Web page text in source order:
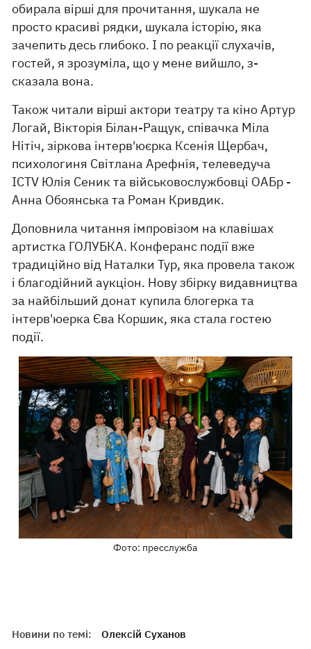
обирала вірші для прочитання, шукала не
просто красиві рядки, шукала історію, яка
зачепить десь глибоко. І по реакції слухачів,
гостей, я зрозуміла, що у мене вийшло, з-
сказала вона.
Також читали вірші актори театру та кіно Артур
Логай, Вікторія Білан-Ращук, співачка Міла
Нітіч, зіркова інтерв'юєрка Ксенія Щербач,
психологиня Світлана Арефнія, телеведуча
ICTV Юлія Сеник та військовослужбовці ОАБр -
Анна Обоянська та Роман Кривдик.
Доповнила читання імпровізом на клавішах
артистка ГОЛУБКА. Конферанс події вже
традиційно від Наталки Тур, яка провела також
і благодійний аукціон. Нову збірку видавництва
за найбільший донат купила блогерка та
інтерв'юерка Єва Коршик, яка стала гостею
події.
Фото: пресслужба
Новини по темі: Олексій Суханов